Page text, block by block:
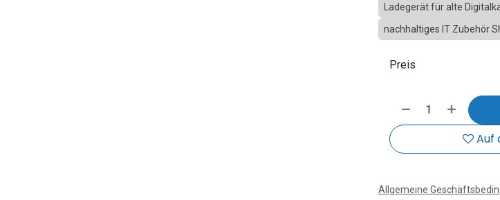
Ladegerät für alte
nachhaltiges IT Zubehör
Auf
Preis
Allgemeine